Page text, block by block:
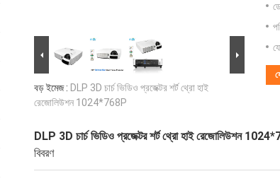
বড় ইমেজ : DLP 3D চার্চ ভিডিও প্রজেক্টর শর্ট থ্রো হাই
রেজোলিউশন 1024*768P
DLP 3D চার্চ ভিডিও প্রজেক্টর শর্ট থ্রো হাই রেজোলিউশন
বিবরণ